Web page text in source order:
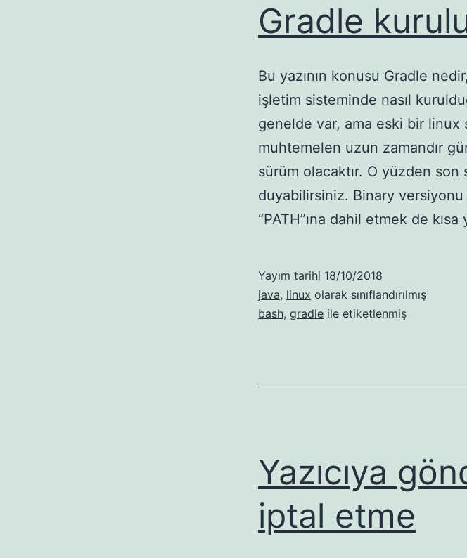
Gradle
Bu yazının konusu Gradle
işletim sisteminde nasıl
genelde var, ama eski bir linux
muhtemelen uzun zamandır
sürüm olacaktır. O yüzden
duyabilirsiniz. Binary
“PATH”ına dahil etmek de
Yayım tarihi 18/10/2018
java, linux olarak sınıflandırılmış
bash, gradle ile etiketlenmiş
Yazıcıya
iptal etme